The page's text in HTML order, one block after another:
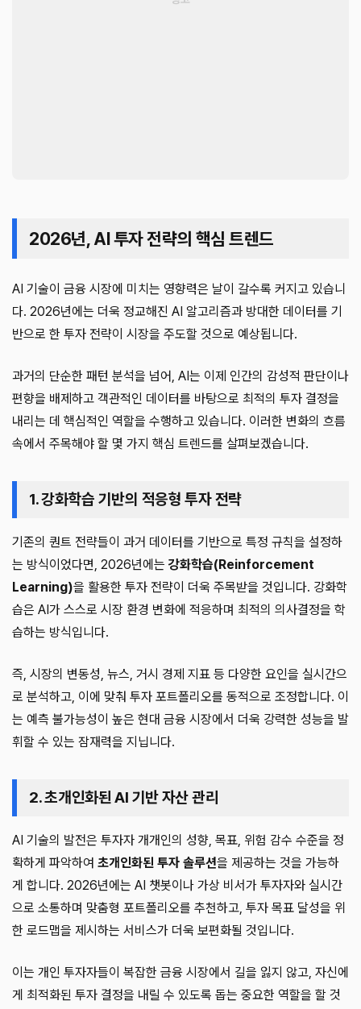
2026년, AI 투자 전략의 핵심 트렌드
AI 기술이 금융 시장에 미치는 영향력은 날이 갈수록 커지고 있습니
다. 2026년에는 더욱 정교해진 AI 알고리즘과 방대한 데이터를 기
반으로 한 투자 전략이 시장을 주도할 것으로 예상됩니다.
과거의 단순한 패턴 분석을 넘어, AI는 이제 인간의 감성적 판단이나
편향을 배제하고 객관적인 데이터를 바탕으로 최적의 투자 결정을
내리는 데 핵심적인 역할을 수행하고 있습니다. 이러한 변화의 흐름
속에서 주목해야 할 몇 가지 핵심 트렌드를 살펴보겠습니다.
1. 강화학습 기반의 적응형 투자 전략
기존의 퀀트 전략들이 과거 데이터를 기반으로 특정 규칙을 설정하
는 방식이었다면, 2026년에는 강화학습(Reinforcement
Learning)을 활용한 투자 전략이 더욱 주목받을 것입니다. 강화학
습은 AI가 스스로 시장 환경 변화에 적응하며 최적의 의사결정을 학
습하는 방식입니다.
즉, 시장의 변동성, 뉴스, 거시 경제 지표 등 다양한 요인을 실시간으
로 분석하고, 이에 맞춰 투자 포트폴리오를 동적으로 조정합니다. 이
는 예측 불가능성이 높은 현대 금융 시장에서 더욱 강력한 성능을 발
휘할 수 있는 잠재력을 지닙니다.
2. 초개인화된 AI 기반 자산 관리
AI 기술의 발전은 투자자 개개인의 성향, 목표, 위험 감수 수준을 정
확하게 파악하여 초개인화된 투자 솔루션을 제공하는 것을 가능하
게 합니다. 2026년에는 AI 챗봇이나 가상 비서가 투자자와 실시간
으로 소통하며 맞춤형 포트폴리오를 추천하고, 투자 목표 달성을 위
한 로드맵을 제시하는 서비스가 더욱 보편화될 것입니다.
이는 개인 투자자들이 복잡한 금융 시장에서 길을 잃지 않고, 자신에
게 최적화된 투자 결정을 내릴 수 있도록 돕는 중요한 역할을 할 것